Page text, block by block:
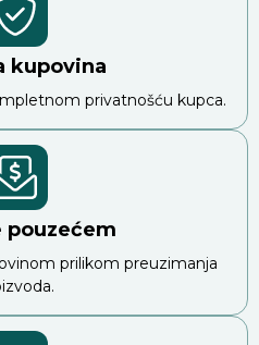
kupovina
privatnošću kupca.
pouzećem
prilikom preuzimanja